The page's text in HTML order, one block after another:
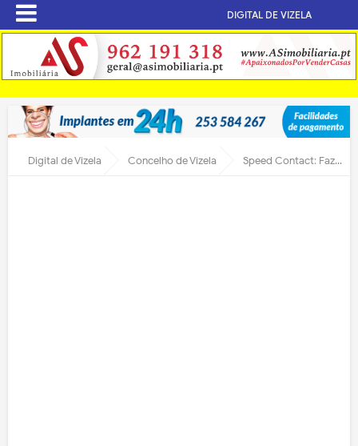
DIGITAL DE VIZELA
Digital de Vizela Concelho de Vizela Speed Contact: Faz valer a tua marca dinamizado em Vizela